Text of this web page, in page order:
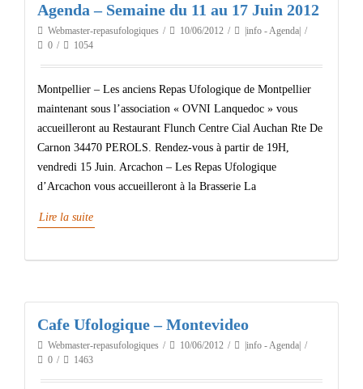
Agenda – Semaine du 11 au 17 Juin 2012
Webmaster-repasufologiques 10/06/2012
|info - Agenda|
0
1054
Montpellier – Les anciens Repas Ufologique de Montpellier
maintenant sous l’association « OVNI Lanquedoc » vous
accueilleront au Restaurant Flunch Centre Cial Auchan Rte De
Carnon 34470 PEROLS. Rendez-vous à partir de 19H,
vendredi 15 Juin. Arcachon – Les Repas Ufologique
d’Arcachon vous accueilleront à la Brasserie La
Lire la suite
Cafe Ufologique – Montevideo
Webmaster-repasufologiques 10/06/2012
|info - Agenda|
0
1463